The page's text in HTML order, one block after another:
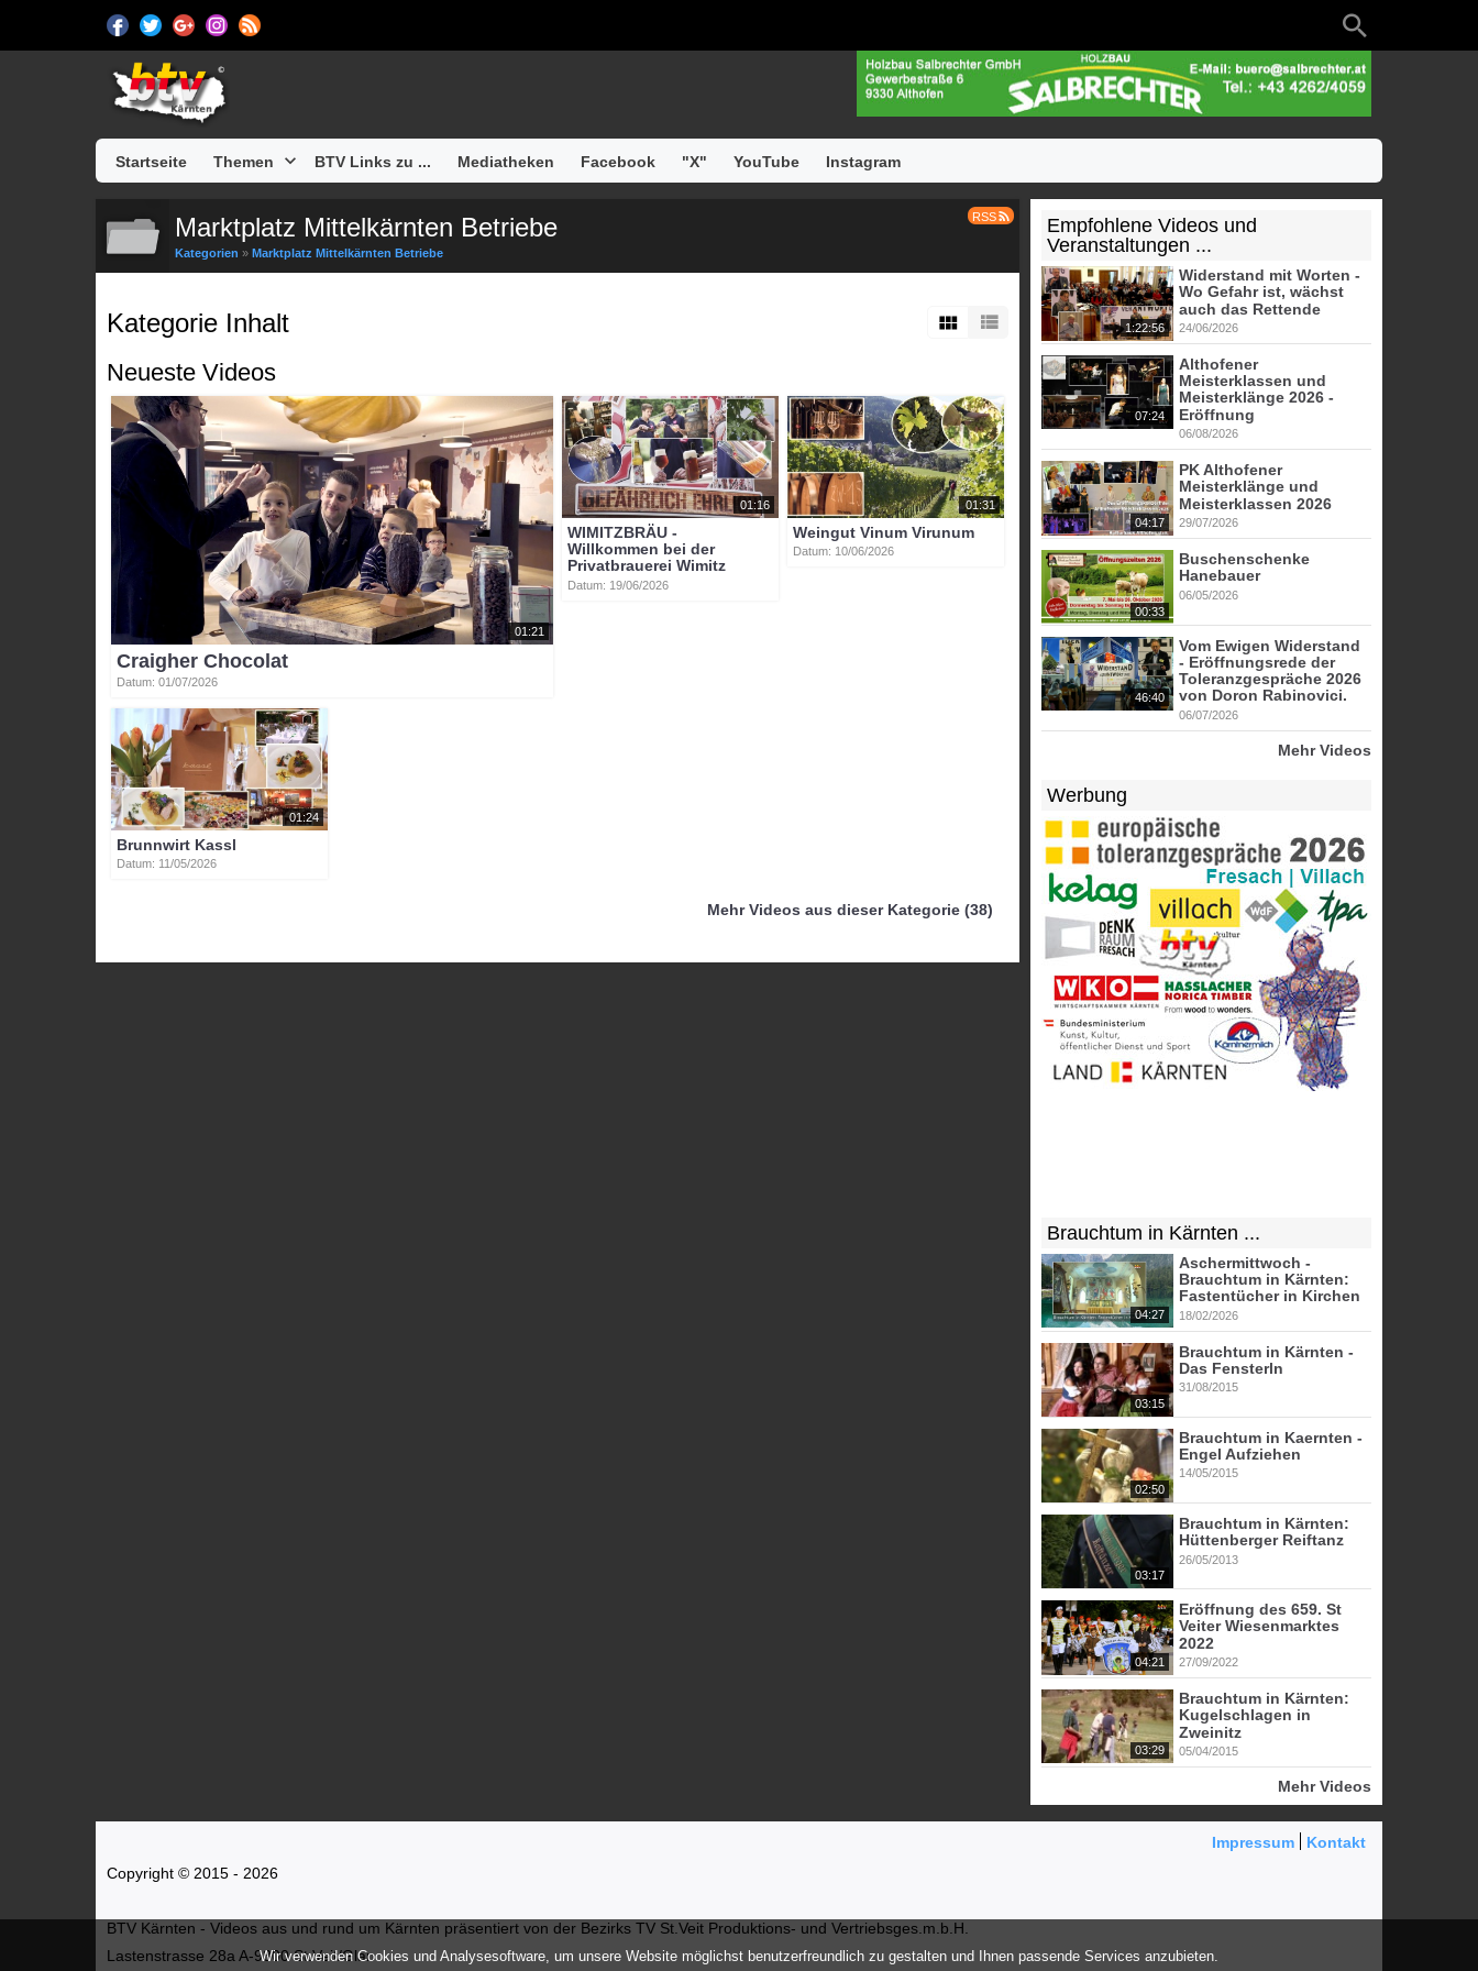
Wir verwenden Cookies und Analysesoftware, um unsere Website möglichst benutzerfreundlich zu gestalten und Ihnen passende Services anzubieten.
Startseite Themen BTV Links zu ... Mediatheken Facebook "X" YouTube Instagram
RSS
Marktplatz Mittelkärnten Betriebe
Kategorien » Marktplatz Mittelkärnten Betriebe
Kategorie Inhalt
Neueste Videos
01:21
Craigher Chocolat
Datum: 01/07/2026
01:16
WIMITZBRÄU -
Willkommen bei der
Privatbrauerei Wimitz
Datum: 19/06/2026
01:31
Weingut Vinum Virunum
Datum: 10/06/2026
01:24
Brunnwirt Kassl
Datum: 11/05/2026
Mehr Videos aus dieser Kategorie (38)
Empfohlene Videos und
Veranstaltungen ...
1:22:56
Widerstand mit Worten -
Wo Gefahr ist, wächst
auch das Rettende
24/06/2026
07:24
Althofener
Meisterklassen und
Meisterklänge 2026 -
Eröffnung
06/08/2026
04:17
PK Althofener
Meisterklänge und
Meisterklassen 2026
29/07/2026
00:33
Buschenschenke
Hanebauer
06/05/2026
46:40
Vom Ewigen Widerstand
- Eröffnungsrede der
Toleranzgespräche 2026
von Doron Rabinovici.
06/07/2026
Mehr Videos
Werbung
Brauchtum in Kärnten ...
04:27
Aschermittwoch -
Brauchtum in Kärnten:
Fastentücher in Kirchen
18/02/2026
03:15
Brauchtum in Kärnten -
Das Fensterln
31/08/2015
02:50
Brauchtum in Kaernten -
Engel Aufziehen
14/05/2015
03:17
Brauchtum in Kärnten:
Hüttenberger Reiftanz
26/05/2013
04:21
Eröffnung des 659. St
Veiter Wiesenmarktes
2022
27/09/2022
03:29
Brauchtum in Kärnten:
Kugelschlagen in
Zweinitz
05/04/2015
Mehr Videos
Impressum
Kontakt
Copyright © 2015 - 2026
BTV Kärnten - Videos aus und rund um Kärnten präsentiert von der Bezirks TV St.Veit Produktions- und Vertriebsges.m.b.H.
Lastenstrasse 28a A-9300 St.Veit/Glan